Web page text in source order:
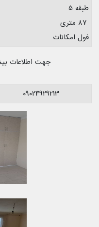
طبقه ۵
فول امکانات
جهت اطلاعات
09024929213